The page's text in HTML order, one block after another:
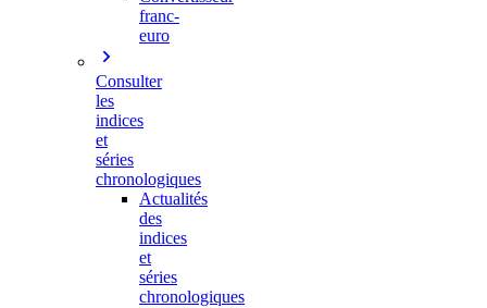
franc-
euro
Consulter
les
indices
et
séries
chronologiques
Actualités
des
indices
et
séries
chronologiques